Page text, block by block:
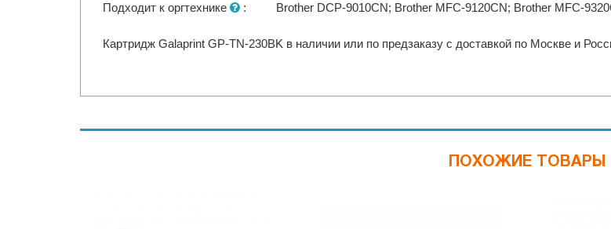
Подходит к оргтехнике
: Brother DCP-9010CN; Brother MFC-9120CN; Brother MFC-
Картридж Galaprint GP-TN-230BK в наличии или по предзаказу с доставкой по Москве и
ПОХОЖИЕ ТОВАРЫ